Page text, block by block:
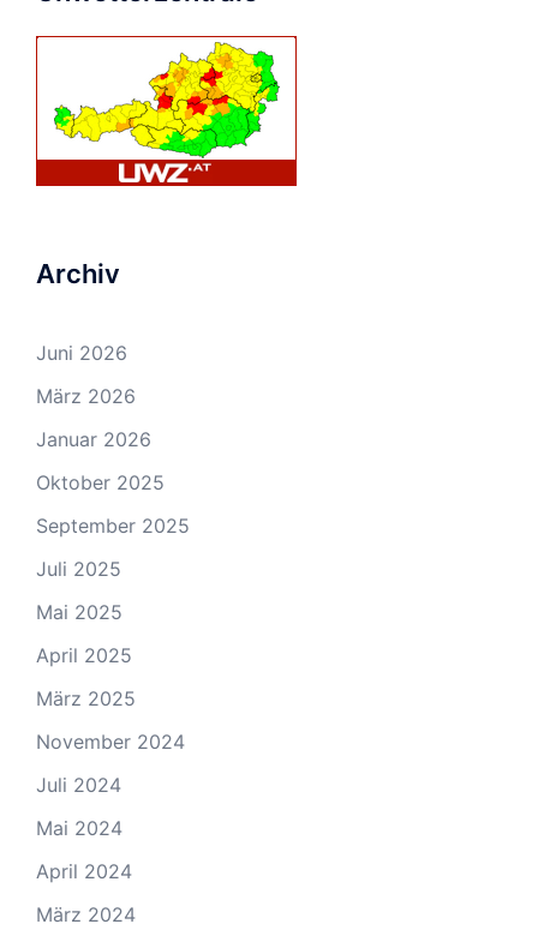
Archiv
Juni 2026
März 2026
Januar 2026
Oktober 2025
September 2025
Juli 2025
Mai 2025
April 2025
März 2025
November 2024
Juli 2024
Mai 2024
April 2024
März 2024